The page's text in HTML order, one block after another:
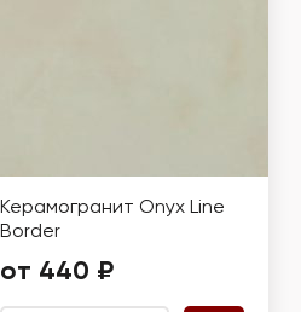
Керамогранит Onyx Line
Border
от 440 ₽